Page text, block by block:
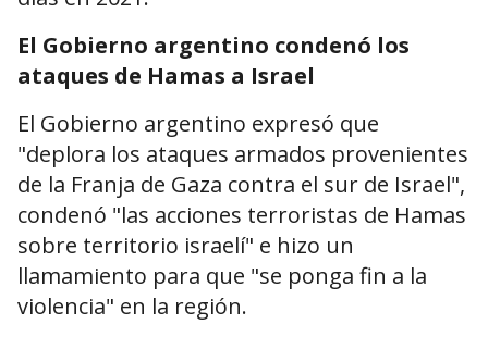
El Gobierno argentino condenó los
ataques de Hamas a Israel
El Gobierno argentino expresó que
"deplora los ataques armados provenientes
de la Franja de Gaza contra el sur de Israel",
condenó "las acciones terroristas de Hamas
sobre territorio israelí" e hizo un
llamamiento para que "se ponga fin a la
violencia" en la región.